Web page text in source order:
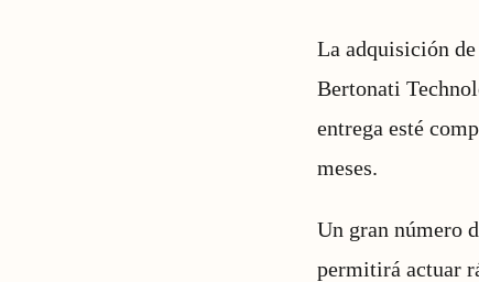
La adquisición
Bertonati
entrega esté
meses.
Un gran número
permitirá actuar